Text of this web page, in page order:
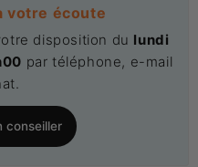
votre écoute
disposition du lundi
par téléphone, e-mail
conseiller